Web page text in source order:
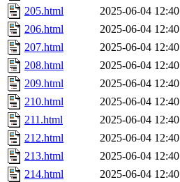
205.html
2025-06-04 12:40
206.html
2025-06-04 12:40
207.html
2025-06-04 12:40
208.html
2025-06-04 12:40
209.html
2025-06-04 12:40
210.html
2025-06-04 12:40
211.html
2025-06-04 12:40
212.html
2025-06-04 12:40
213.html
2025-06-04 12:40
214.html
2025-06-04 12:40